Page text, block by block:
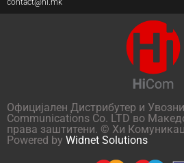
contact@hi.mk
Официјален Дистрибутер и
Communications Co. LTD во
права заштитени. © Хи
Powered by Widnet Solutions